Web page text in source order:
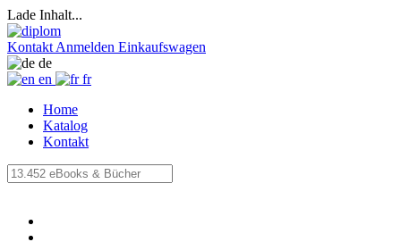
Lade Inhalt...
Kontakt Anmelden Einkaufswagen
de
en
fr
Home
Katalog
Kontakt